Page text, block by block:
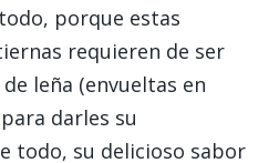
porque estas
requieren de ser
leña (envueltas en
darles su
todo, su delicioso sabor